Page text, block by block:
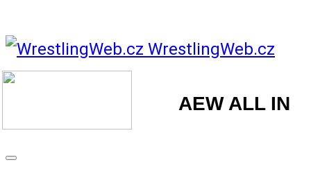
WrestlingWeb.cz
AEW ALL IN